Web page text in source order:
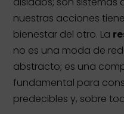
nuestras acciones
bienestar del otro. La
no es una moda de
abstracto; es una
fundamental para
predecibles y, sobre